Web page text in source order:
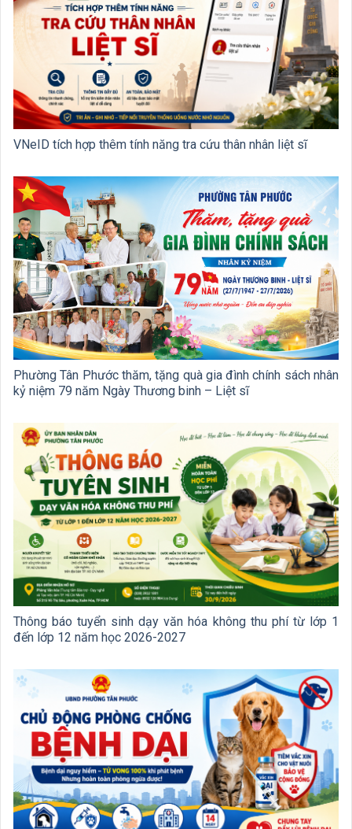
VNeID tích hợp thêm tính năng tra cứu thân nhân liệt sĩ
Phường Tân Phước thăm, tặng quà gia đình chính sách nhân
kỷ niệm 79 năm Ngày Thương binh – Liệt sĩ
Thông báo tuyển sinh dạy văn hóa không thu phí từ lớp 1
đến lớp 12 năm học 2026-2027